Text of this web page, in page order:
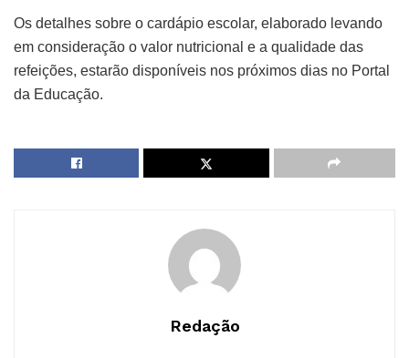
Os detalhes sobre o cardápio escolar, elaborado levando
em consideração o valor nutricional e a qualidade das
refeições, estarão disponíveis nos próximos dias no Portal
da Educação.
Redação